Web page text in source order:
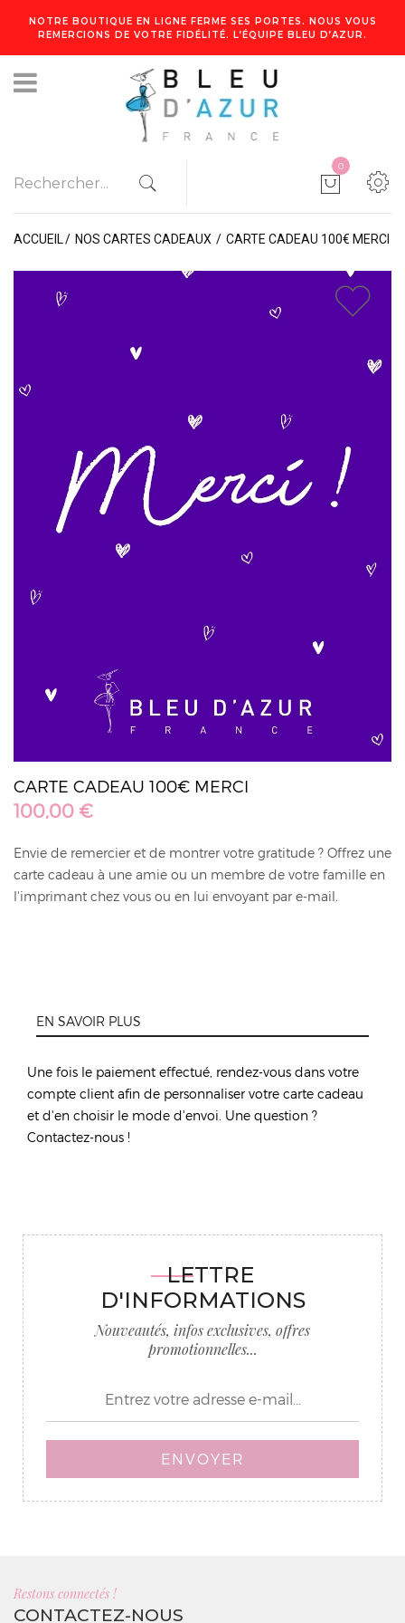
NOTRE BOUTIQUE EN LIGNE FERME SES PORTES. NOUS VOUS
REMERCIONS DE VOTRE FIDÉLITÉ. L’ÉQUIPE BLEU D’AZUR.
0
ACCUEIL NOS CARTES CADEAUX CARTE CADEAU 100€ MERCI
CARTE CADEAU 100€ MERCI
100,00 €
Envie de remercier et de montrer votre gratitude ? Offrez une
carte cadeau à une amie ou un membre de votre famille en
l'imprimant chez vous ou en lui envoyant par e-mail.
EN SAVOIR PLUS
Une fois le paiement effectué, rendez-vous dans votre
compte client afin de personnaliser votre carte cadeau
et d'en choisir le mode d'envoi. Une question ?
Contactez-nous !
LETTRE
D'INFORMATIONS
Nouveautés, infos exclusives, offres
promotionnelles...
ENVOYER
Restons connectés !
CONTACTEZ-NOUS